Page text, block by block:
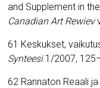
and Supplement in
Canadian Art Rewiev
61 Keskukset,
Synteesi1/2007,
62 Rannaton Reaali